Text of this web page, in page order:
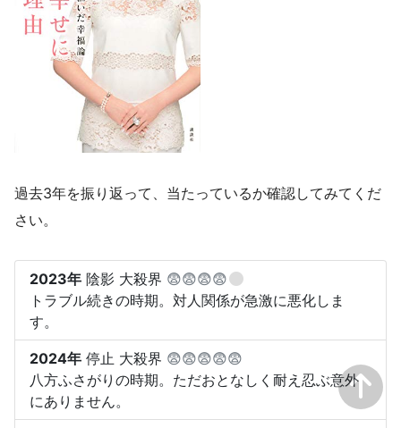
過去3年を振り返って、当たっているか確認してみてくだ
さい。
2023年 陰影 大殺界 😨😨😨😨
トラブル続きの時期。対人関係が急激に悪化しま
す。
2024年 停止 大殺界 😨😨😨😨😨
八方ふさがりの時期。ただおとなしく耐え忍ぶ意外
にありません。